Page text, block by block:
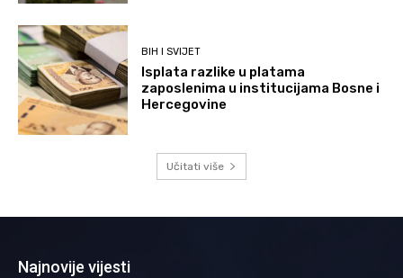
BIH I SVIJET
Isplata razlike u platama
zaposlenima u institucijama Bosne i
Hercegovine
Učitati više
Najnovije vijesti